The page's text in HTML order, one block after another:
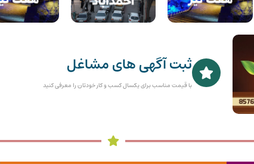
ثبت آگهی های مشاغل
با قیمت مناسب برای یکسال کسب و کار خودتان را معرفی کنید